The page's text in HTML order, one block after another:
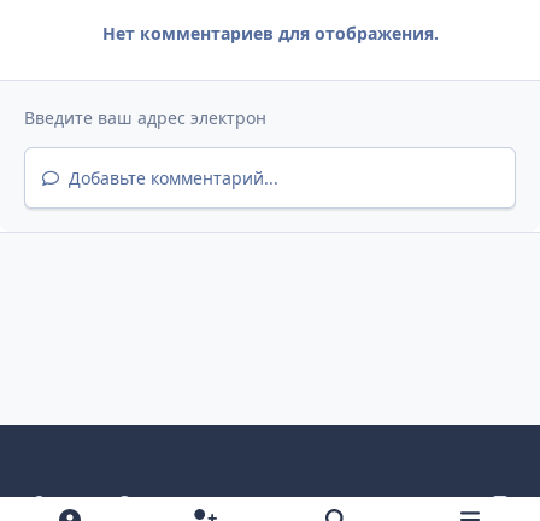
Нет комментариев для отображения.
Добавьте комментарий...
Светлый режим
Темный режим
Как в системе
v